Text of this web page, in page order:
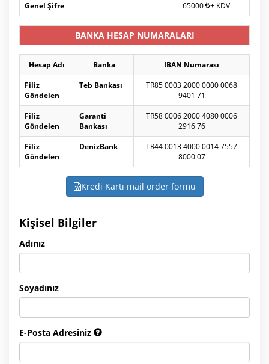
Genel Şifre
65000 + KDV
BANKA HESAP NUMARALARI
Hesap Adı Banka
IBAN Numarası
Filiz
Göndelen
Teb Bankası
TR85 0003 2000 0000 0068
9401 71
Filiz
Göndelen
Garanti
Bankası
TR58 0006 2000 4080 0006
2916 76
Filiz
Göndelen
DenizBank
TR44 0013 4000 0014 7557
8000 07
Kredi Kartı mail order formu
Kişisel Bilgiler
Adınız
Soyadınız
E-Posta Adresiniz